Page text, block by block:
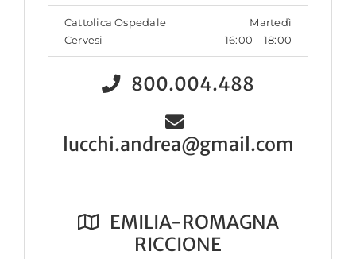
Cattolica Ospedale
Cervesi
Martedì
16:00 – 18:00
800.004.488
lucchi.andrea@gmail.com
EMILIA-ROMAGNA
RICCIONE